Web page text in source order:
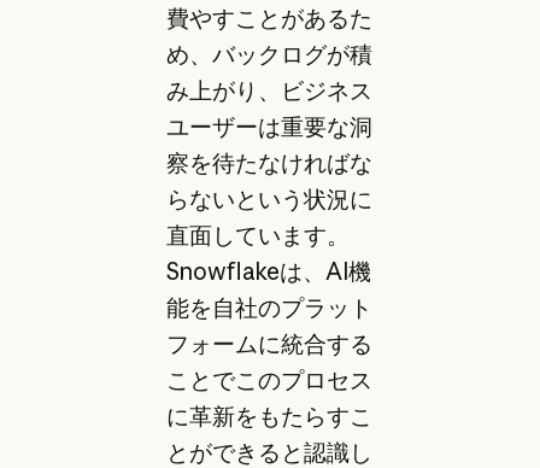
費やすことがあるた
め、バックログが積
み上がり、ビジネス
ユーザーは重要な洞
察を待たなければな
らないという状況に
直面しています。
Snowflakeは、AI機
能を自社のプラット
フォームに統合する
ことでこのプロセス
に革新をもたらすこ
とができると認識し